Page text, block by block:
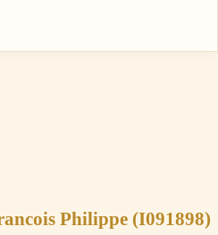
Philippe (I091898)